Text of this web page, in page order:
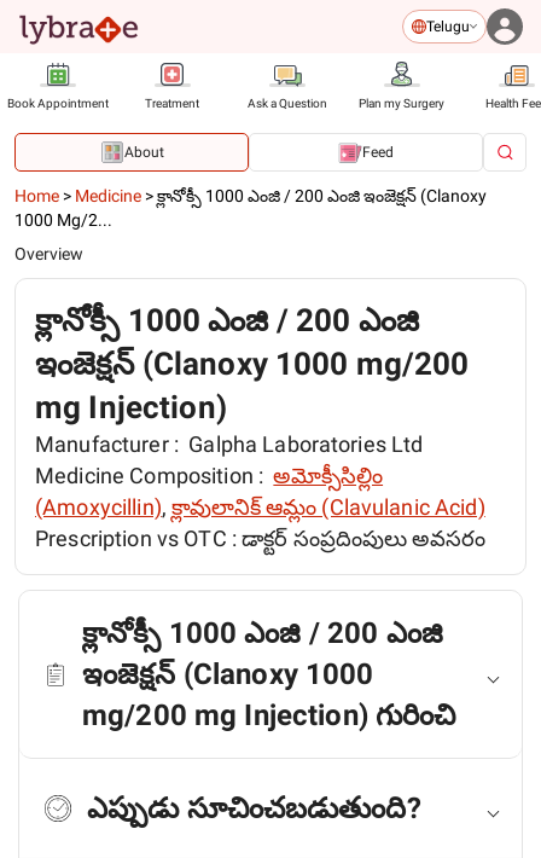
Telugu
Book Appointment Treatment Ask a Question Plan my Surgery Health
About Feed
Home > Medicine >క్లానోక్సీ 1000 ఎంజి / 200 ఎంజి ఇంజెక్షన్ (Clanoxy
1000 Mg/2...
Overview
క్లానోక్సీ 1000 ఎంజి / 200 ఎంజి
ఇంజెక్షన్ (Clanoxy 1000 mg/200
mg Injection)
Manufacturer : Galpha Laboratories Ltd
Medicine Composition : అమోక్సీసిల్లిం
(Amoxycillin),క్లావులానిక్ ఆమ్లం (Clavulanic Acid)
Prescription vs OTC :డాక్టర్ సంప్రదింపులు అవసరం
క్లానోక్సీ 1000 ఎంజి / 200 ఎంజి
ఇంజెక్షన్ (Clanoxy 1000
mg/200 mg Injection) గురించి
ఎప్పుడు సూచించబడుతుంది?